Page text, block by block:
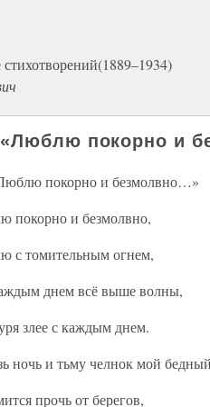
покорно и
покорно и безмолвно…»
покорно и безмолвно,
с томительным огнем,
днем всё выше волны,
злее с каждым днем.
ночь и тьму челнок мой бедный
прочь от берегов,